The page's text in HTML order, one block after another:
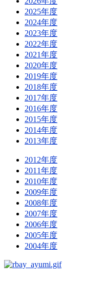
2025年度
2024年度
2023年度
2022年度
2021年度
2020年度
2019年度
2018年度
2017年度
2016年度
2015年度
2014年度
2013年度
2012年度
2011年度
2010年度
2009年度
2008年度
2007年度
2006年度
2005年度
2004年度